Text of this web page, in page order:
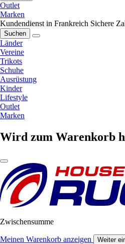
Outlet
Marken
Kundendienst in Frankreich Sichere
Suchen
Länder
Vereine
Trikots
Schuhe
Ausrüstung
Kinder
Lifestyle
Outlet
Marken
Wird zum Warenkorb
Zwischensumme
Meinen Warenkorb anzeigen Weiter